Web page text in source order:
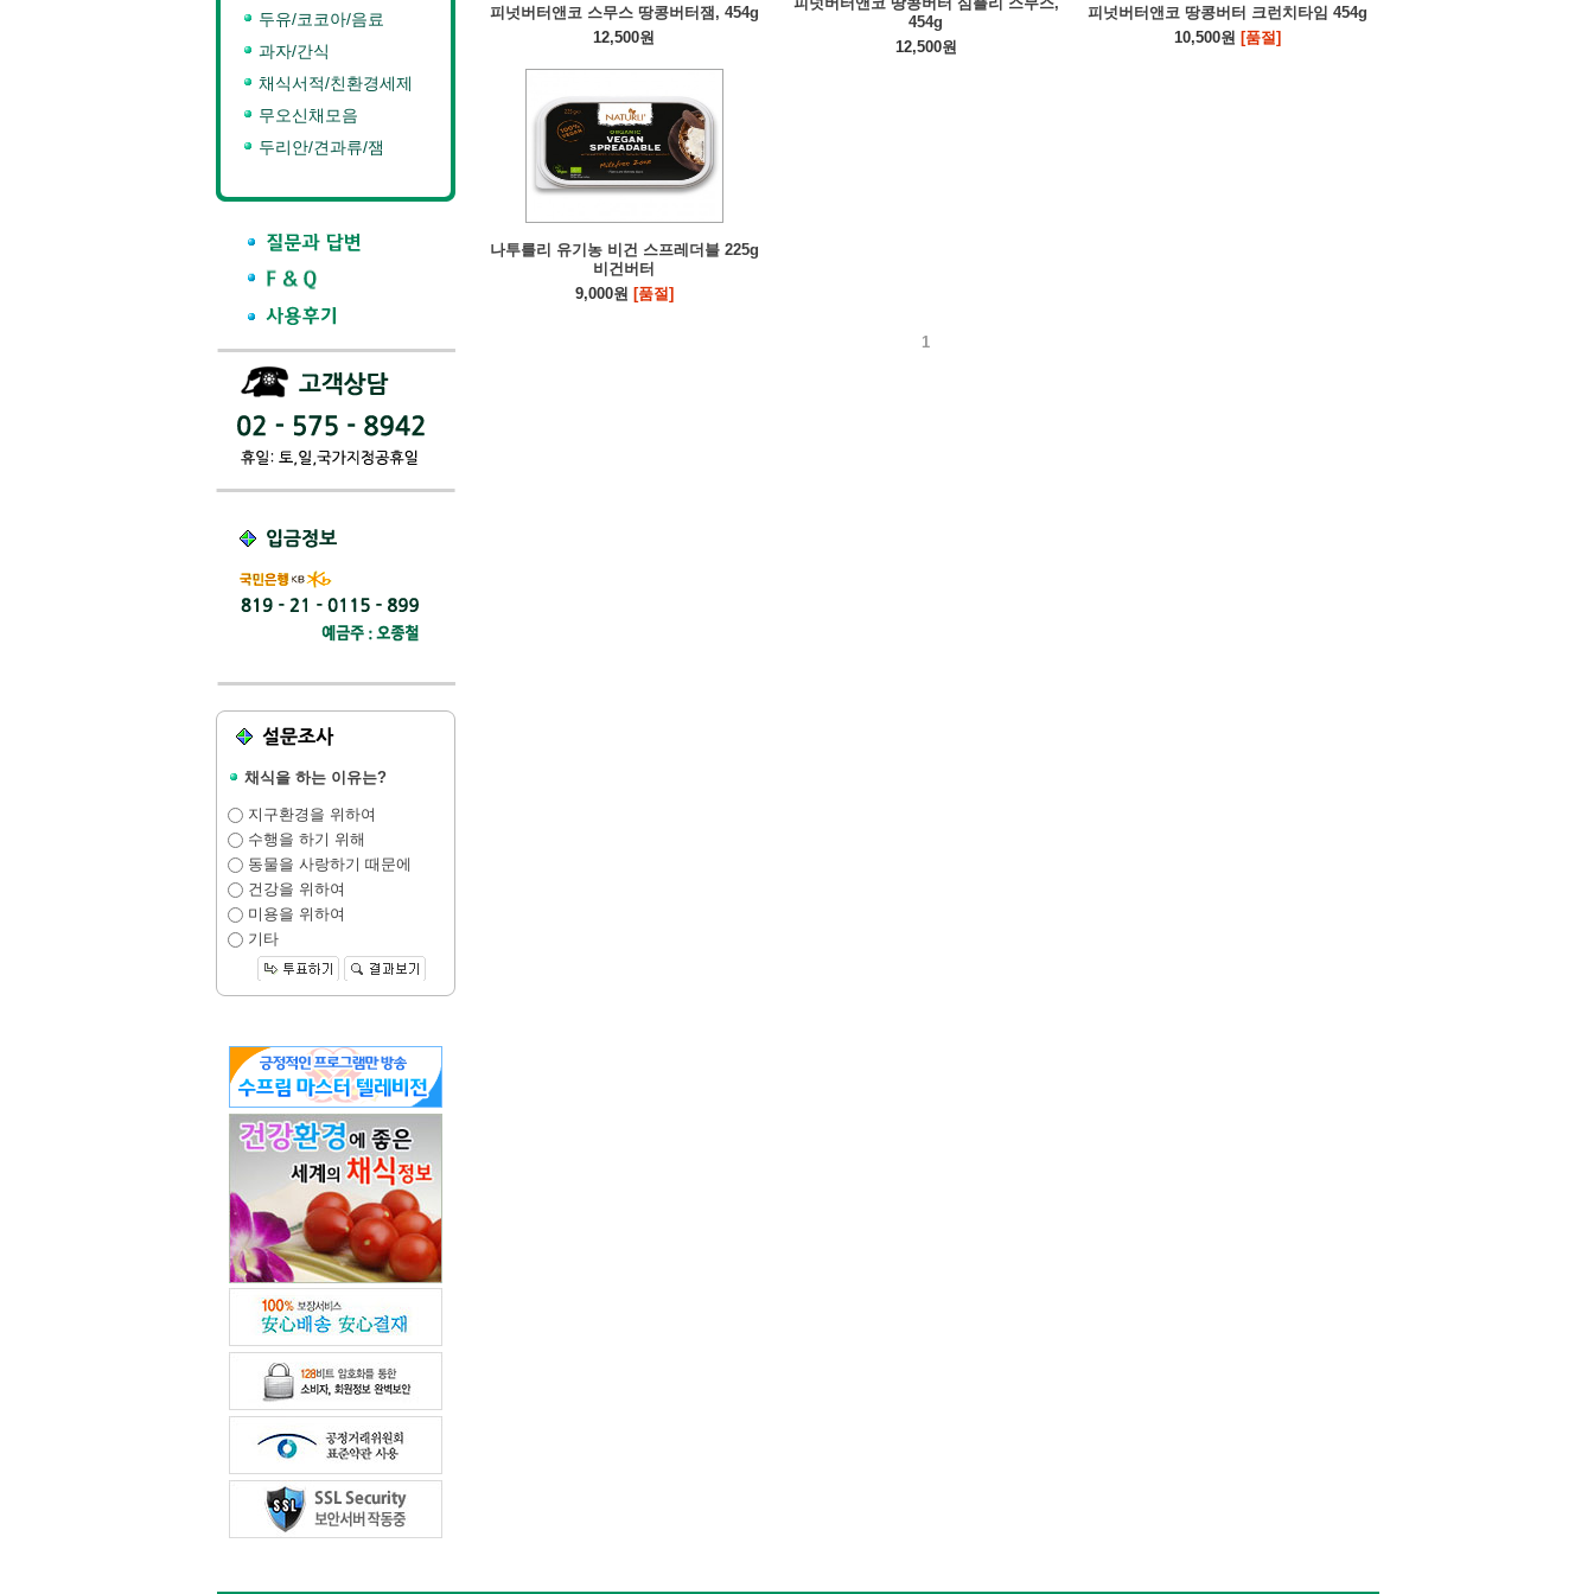
두유/코코아/음료
과자/간식
채식서적/친환경세제
무오신채모음
두리안/견과류/잼
채식을 하는 이유는?
지구환경을 위하여
수행을 하기 위해
동물을 사랑하기 때문에
건강을 위하여
미용을 위하여
기타
피넛버터앤코 스무스 땅콩버터잼, 454g
12,500원
454g
12,500원
피넛버터앤코 땅콩버터 크런치타임 454g
10,500원 [품절]
나투를리 유기농 비건 스프레더블 225g
비건버터
9,000원 [품절]
1